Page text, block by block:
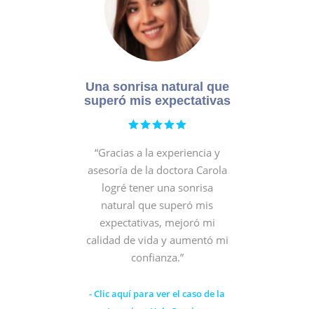
Una sonrisa natural que
superó mis expectativas
“Gracias a la experiencia y
asesoría de la doctora Carola
logré tener una sonrisa
natural que superó mis
expectativas, mejoró mi
calidad de vida y aumentó mi
confianza.”
-Clic aquí para ver el caso de la